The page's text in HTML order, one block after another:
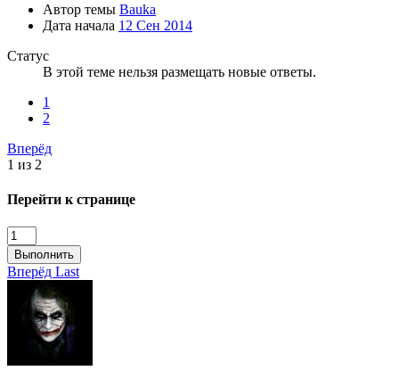
Автор темы Bauka
Дата начала 12 Сен 2014
Статус
В этой теме нельзя размещать новые ответы.
1
2
Вперёд
1 из 2
Перейти к странице
Выполнить
Вперёд Last